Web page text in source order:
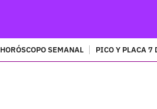
HORÓSCOPO SEMANAL PICO Y PLACA 7